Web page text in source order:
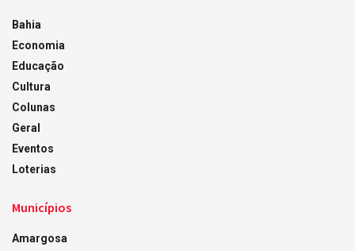
Bahia
Economia
Educação
Cultura
Colunas
Geral
Eventos
Loterias
Municípios
Amargosa